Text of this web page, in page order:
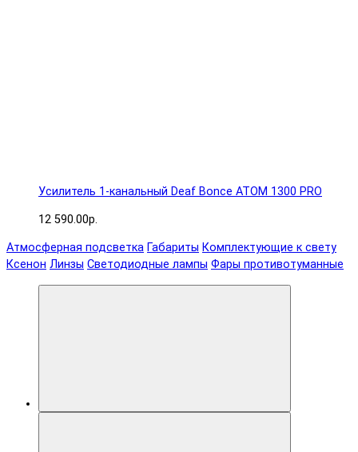
Усилитель 1-канальный Deaf Bonce ATOM 1300 PRO
12 590.00р.
Атмосферная подсветка Габариты Комплектующие к свету
Ксенон Линзы Светодиодные лампы Фары противотуманные